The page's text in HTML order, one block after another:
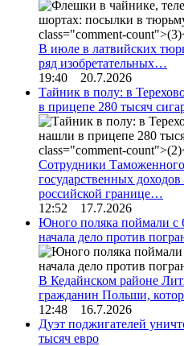
В июле в латвийских
ряд изобретательных…
19:40 20.7.2026
Тайник в полу: в
в прицепе 280 тысяч
Сотрудники
государственных
российской границе…
12:52 17.7.2026
Юного поляка поймали с
начала дело против
В Кедайнском районе
гражданин Польши,
12:48 16.7.2026
Дуэт поджигателей
тысяч евро